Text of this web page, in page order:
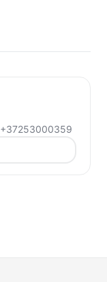
+37253000359